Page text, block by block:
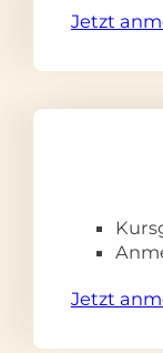
Jetzt
Jetzt